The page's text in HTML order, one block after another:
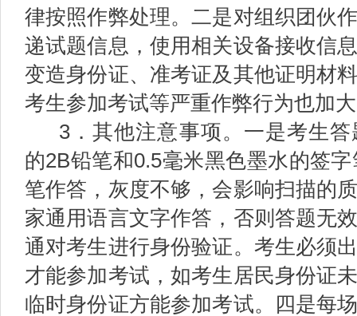
律按照作弊处理。二是对组织团伙
递试题信息，使用相关设备接收信
变造身份证、准考证及其他证明材
考生参加考试等严重作弊行为也加
3．其他注意事项。一是考生
的2B铅笔和0.5毫米黑色墨水的签
笔作答，灰度不够，会影响扫描的
家通用语言文字作答，否则答题无
通对考生进行身份验证。考生必须
才能参加考试，如考生居民身份证
临时身份证方能参加考试。四是每